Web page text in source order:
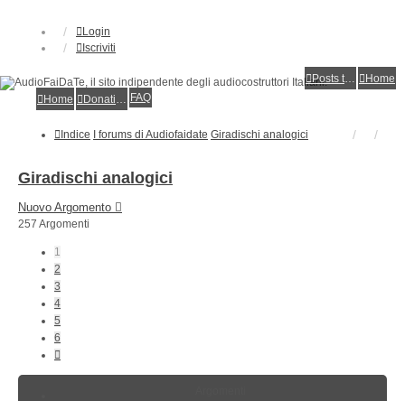
Login
Iscriviti
Posts toplist
Home
Home
Donations FAQ
Indice I forums di Audiofaidate Giradischi analogici
Giradischi analogici
Nuovo Argomento
257 Argomenti
1
2
3
4
5
6